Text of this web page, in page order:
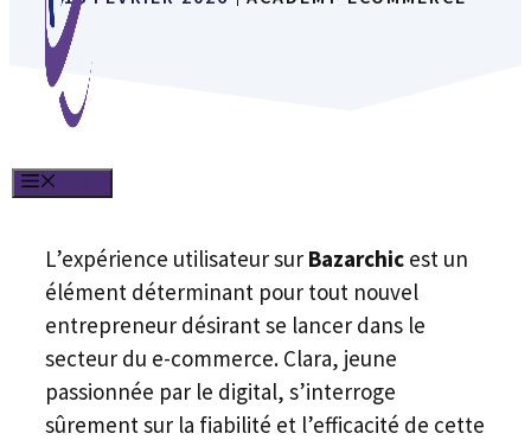
L’expérience utilisateur sur Bazarchic est un
élément déterminant pour tout nouvel
entrepreneur désirant se lancer dans le
secteur du e-commerce. Clara, jeune
passionnée par le digital, s’interroge
sûrement sur la fiabilité et l’efficacité de cette